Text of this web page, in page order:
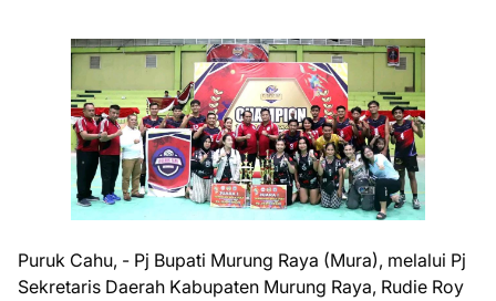
Puruk Cahu, - Pj Bupati Murung Raya (Mura), melalui Pj
Sekretaris Daerah Kabupaten Murung Raya, Rudie Roy